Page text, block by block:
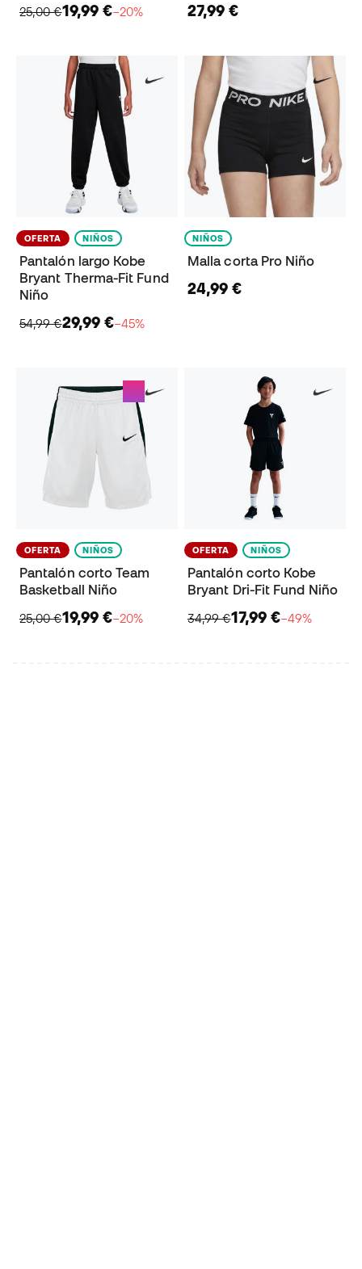
25,00 €19,99 €−20% 27,99 €
OFERTA NIÑOS
Pantalón largo Kobe
Bryant Therma-Fit Fund
Niño
54,99 €29,99 €−45%
NIÑOS
Malla corta Pro Niño
24,99 €
OFERTA NIÑOS
Pantalón corto Team
Basketball Niño
25,00 €19,99 €−20%
OFERTA NIÑOS
Pantalón corto Kobe
Bryant Dri-Fit Fund Niño
34,99 €17,99 €−49%